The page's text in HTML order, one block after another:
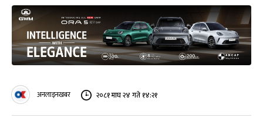
अनलाइनखबर २०८१ माघ २४ गते १४:२१